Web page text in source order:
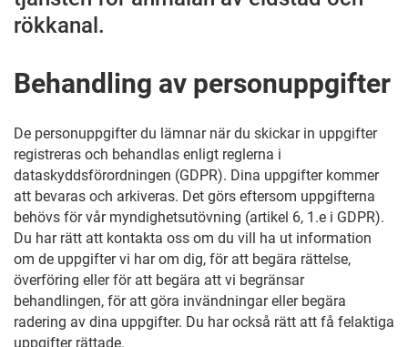
rökkanal.
Behandling av personuppgifter
De personuppgifter du lämnar när du skickar in uppgifter
registreras och behandlas enligt reglerna i
dataskyddsförordningen (GDPR). Dina uppgifter kommer
att bevaras och arkiveras. Det görs eftersom uppgifterna
behövs för vår myndighetsutövning (artikel 6, 1.e i GDPR).
Du har rätt att kontakta oss om du vill ha ut information
om de uppgifter vi har om dig, för att begära rättelse,
överföring eller för att begära att vi begränsar
behandlingen, för att göra invändningar eller begära
radering av dina uppgifter. Du har också rätt att få felaktiga
uppgifter rättade.